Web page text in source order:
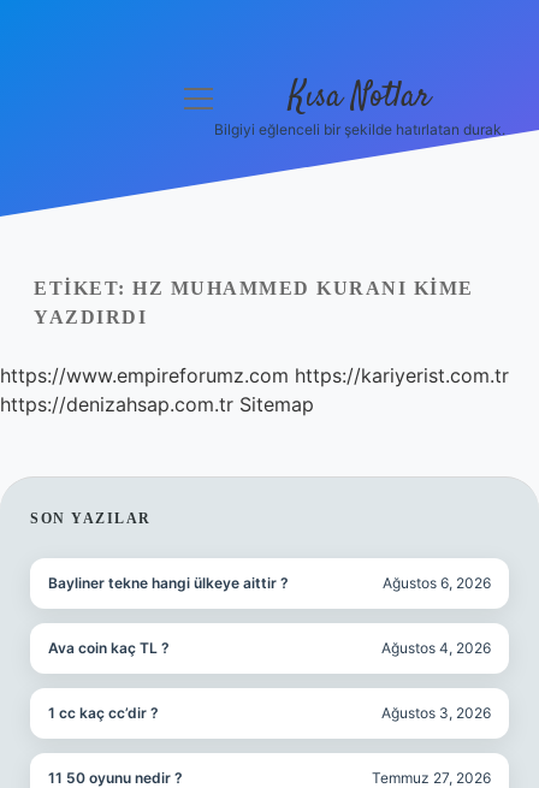
Yasal Uyarı
Hakkımızda
menüyü
Kısa Notlar
Bilgiyi eğlenceli bir şekilde hatırlatan durak.
ETIKET: HZ MUHAMMED KURANI KIME
YAZDIRDI
https://www.empireforumz.com https://kariyerist.com.tr
https://denizahsap.com.tr Sitemap
SIDEBAR
SON YAZILAR
Bayliner tekne hangi ülkeye aittir ? Ağustos 6, 2026
Ava coin kaç TL ? Ağustos 4, 2026
1 cc kaç cc’dir ? Ağustos 3, 2026
11 50 oyunu nedir ? Temmuz 27, 2026